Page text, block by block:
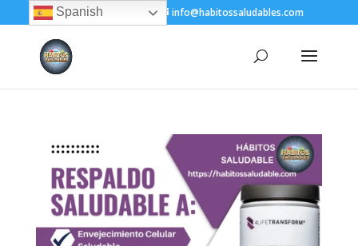
+(505) 8200-1450 info@habitossaludables.com
Spanish